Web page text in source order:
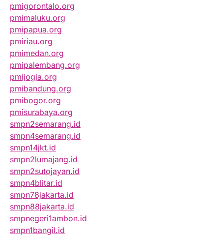
pmigorontalo.org
pmimaluku.org
pmipapua.org
pmiriau.org
pmimedan.org
pmipalembang.org
pmijogja.org
pmibandung.org
pmibogor.org
pmisurabaya.org
smpn2semarang.id
smpn4semarang.id
smpn14jkt.id
smpn2lumajang.id
smpn2sutojayan.id
smpn4blitar.id
smpn78jakarta.id
smpn88jakarta.id
smpnegeri1ambon.id
smpn1bangil.id